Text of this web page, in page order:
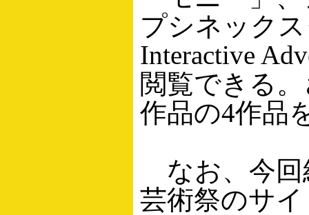
プシネック
Interactive
閲覧できる
作品の4作品
なお、今回
芸術祭のサ